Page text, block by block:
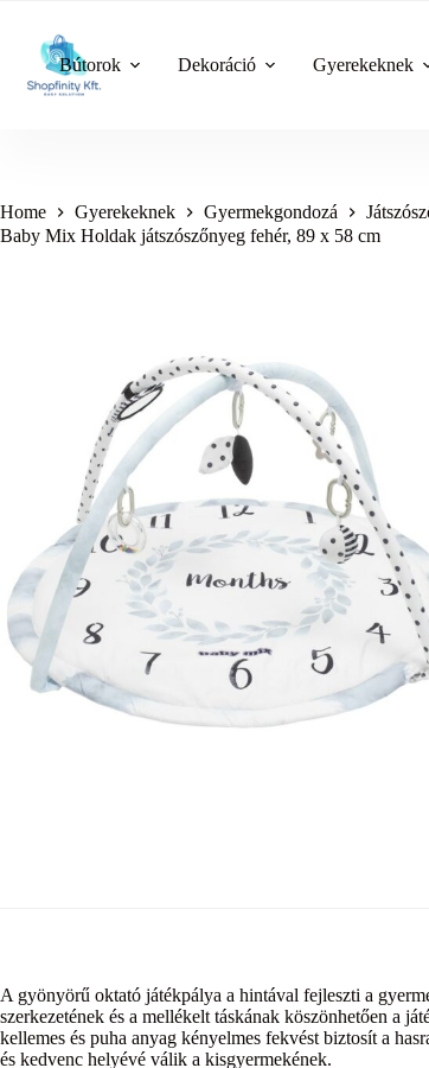
content
Bútorok Dekoráció Gyerekeknek
Home Gyerekeknek Gyermekgondozá
Baby Mix Holdak játszószőnyeg fehér, 89 x 58 cm
A gyönyörű oktató játékpálya a hintával fejleszti a
szerkezetének és a mellékelt táskának köszönhetően a
kellemes és puha anyag kényelmes fekvést biztosít a
és kedvenc helyévé válik a kisgyermekének.